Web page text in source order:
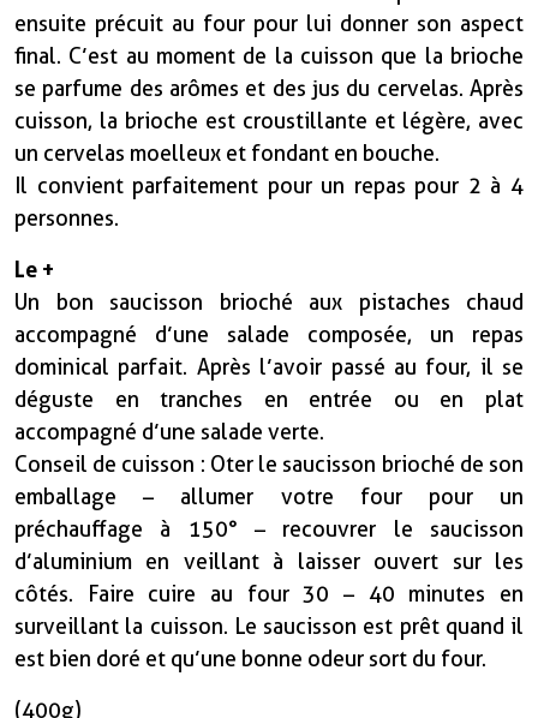
ensuite précuit au four pour lui donner son aspect
final. C’est au moment de la cuisson que la brioche
se parfume des arômes et des jus du cervelas. Après
cuisson, la brioche est croustillante et légère, avec
un cervelas moelleux et fondant en bouche.
Il convient parfaitement pour un repas pour 2 à 4
personnes.
Le +
Un bon saucisson brioché aux pistaches chaud
accompagné d’une salade composée, un repas
dominical parfait. Après l’avoir passé au four, il se
déguste en tranches en entrée ou en plat
accompagné d’une salade verte.
Conseil de cuisson : Oter le saucisson brioché de son
emballage – allumer votre four pour un
préchauffage à 150° – recouvrer le saucisson
d’aluminium en veillant à laisser ouvert sur les
côtés. Faire cuire au four 30 – 40 minutes en
surveillant la cuisson. Le saucisson est prêt quand il
est bien doré et qu’une bonne odeur sort du four.
(400g)